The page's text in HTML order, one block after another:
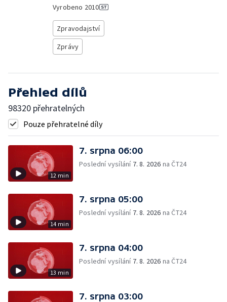
Vyrobeno 2010
Zpravodajství
Zprávy
Přehled dílů
98320 přehratelných
Pouze přehratelné díly
12 min
7. srpna 06:00
Poslední vysílání 7. 8. 2026 na ČT24
14 min
7. srpna 05:00
Poslední vysílání 7. 8. 2026 na ČT24
13 min
7. srpna 04:00
Poslední vysílání 7. 8. 2026 na ČT24
7. srpna 03:00